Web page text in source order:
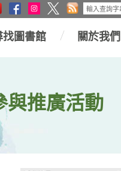
找圖書館 關於我們
與推廣活動